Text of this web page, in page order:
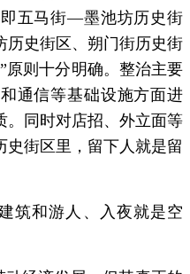
五马街—墨池坊历史街
历史街区、朔门街历史街
原则十分明确。整治主要
通信等基础设施方面进
。同时对店招、外立面等
街区里，留下人就是留
筑和游人、入夜就是空